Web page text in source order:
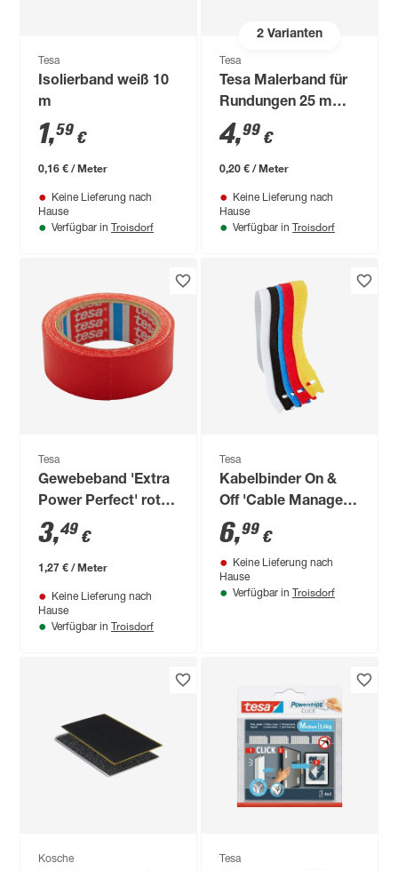
Tesa
Isolierband weiß 10
m
1,59 €
0,16 € / Meter
Keine Lieferung nach
Hause
Verfügbar in Troisdorf
2Varianten
Tesa
Tesa Malerband für
Rundungen 25 m
beige
4,99 €
0,20 € / Meter
Keine Lieferung nach
Hause
Verfügbar in Troisdorf
Tesa
Gewebeband 'Extra
Power Perfect' rot
2,75 m
3,49 €
1,27 € / Meter
Keine Lieferung nach
Hause
Verfügbar in Troisdorf
Tesa
Kabelbinder On &
Off 'Cable Manager'
20 x 1,2 cm 5 Stück
6,99 €
Keine Lieferung nach
Hause
Verfügbar in Troisdorf
Kosche Tesa